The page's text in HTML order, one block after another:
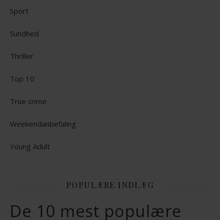
Sport
Sundhed
Thriller
Top 10
True crime
Weekendanbefaling
Young Adult
POPULÆRE INDLÆG
De 10 mest populære